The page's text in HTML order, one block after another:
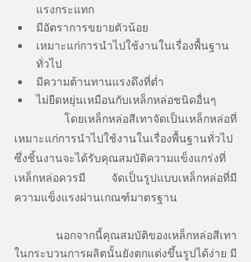
แรงกระแทก
มีอัตราการขยายตัวน้อย
เหมาะแก่การนำไปใช้งานในเรื่องพื้นฐาน
ทั่วไป
มีความต้านทานแรงดึงที่ต่ำ
ไม่ยืดหยุ่นเหมือนกับเหล็กหล่อชนิดอื่นๆ
เหมาะแก่การนำไปใช้งานในเรื่องพื้นฐานทั่วไป
ซึ่งชิ้นงานจะได้รับคุณสมบัติความแข็งแกร่งที่
เหล็กหล่อควรมี จัดเป็นรูปแบบเหล็กหล่อที่มี
ความแข็งแรงผ่านเกณฑ์มาตรฐาน
ในกระบวนการผลิตนั้นยังตกแต่งขึ้นรูปได้ง่าย มี